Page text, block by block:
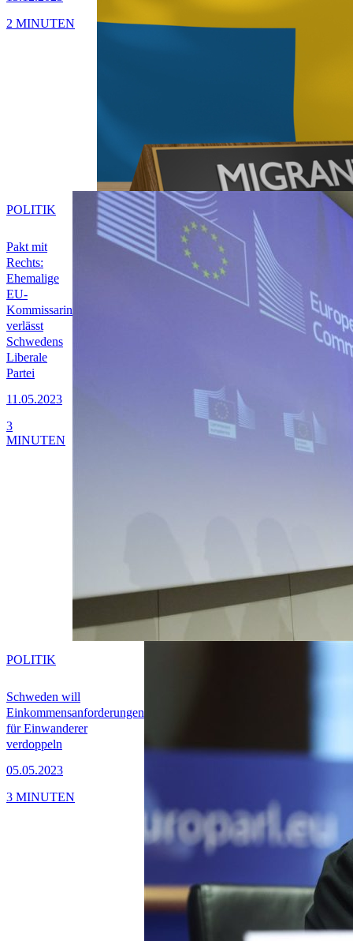
2 MINUTEN
Pakt mit
Rechts:
Ehemalige
EU-
Kommissarin
verlässt
Schwedens
Liberale
Partei
11.05.2023
POLITIK
3
MINUTEN
Schweden will
Einkommensanforderungen
für Einwanderer
verdoppeln
05.05.2023
POLITIK
3 MINUTEN